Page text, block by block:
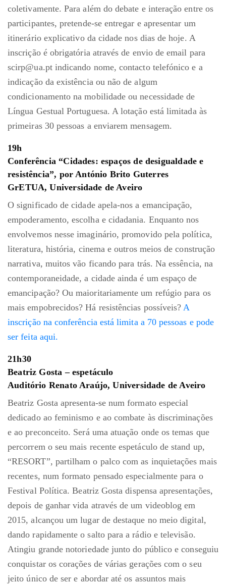
coletivamente. Para além do debate e interação entre os
participantes, pretende-se entregar e apresentar um
itinerário explicativo da cidade nos dias de hoje. A
inscrição é obrigatória através de envio de email para
scirp@ua.pt indicando nome, contacto telefónico e a
indicação da existência ou não de algum
condicionamento na mobilidade ou necessidade de
Língua Gestual Portuguesa. A lotação está limitada às
primeiras 30 pessoas a enviarem mensagem.
19h
Conferência “Cidades: espaços de desigualdade e
resistência”, por António Brito Guterres
GrETUA, Universidade de Aveiro
O significado de cidade apela-nos a emancipação,
empoderamento, escolha e cidadania. Enquanto nos
envolvemos nesse imaginário, promovido pela política,
literatura, história, cinema e outros meios de construção
narrativa, muitos vão ficando para trás. Na essência, na
contemporaneidade, a cidade ainda é um espaço de
emancipação? Ou maioritariamente um refúgio para os
mais empobrecidos? Há resistências possíveis?A
inscrição na conferência está limita a 70 pessoas e pode
ser feita aqui.
21h30
Beatriz Gosta – espetáculo
Auditório Renato Araújo, Universidade de Aveiro
Beatriz Gosta apresenta-se num formato especial
dedicado ao feminismo e ao combate às discriminações
e ao preconceito. Será uma atuação onde os temas que
percorrem o seu mais recente espetáculo de stand up,
“RESORT”, partilham o palco com as inquietações mais
recentes, num formato pensado especialmente para o
Festival Política. Beatriz Gosta dispensa apresentações,
depois de ganhar vida através de um videoblog em
2015, alcançou um lugar de destaque no meio digital,
dando rapidamente o salto para a rádio e televisão.
Atingiu grande notoriedade junto do público e conseguiu
conquistar os corações de várias gerações com o seu
jeito único de ser e abordar até os assuntos mais